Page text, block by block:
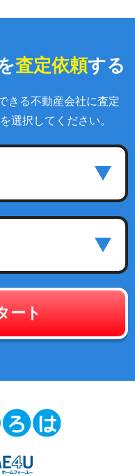
査定依頼する
きる不動産会社に査定
選択してください。
ート